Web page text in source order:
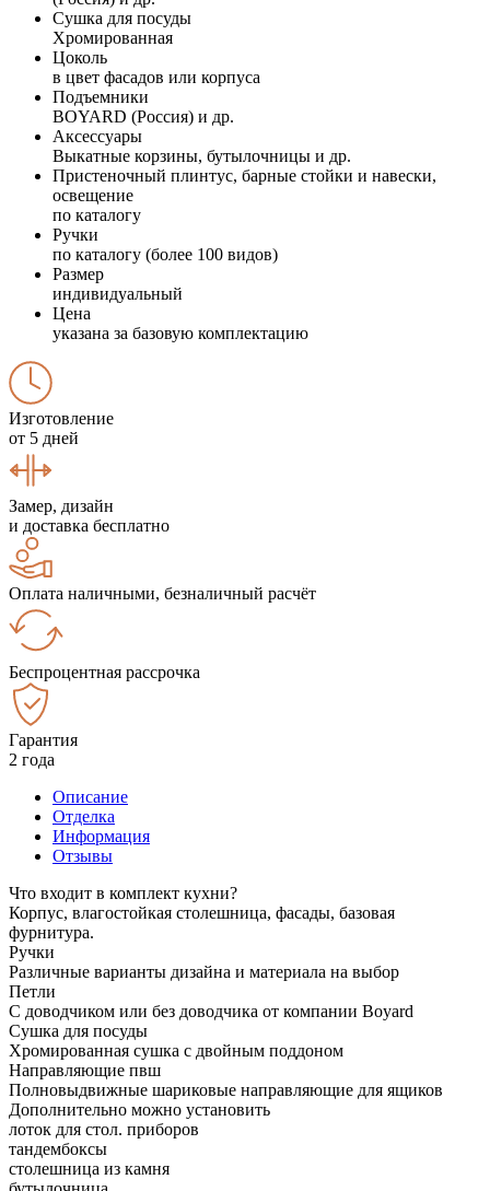
Сушка для посуды
Хромированная
Цоколь
в цвет фасадов или корпуса
Подъемники
BOYARD (Россия) и др.
Аксессуары
Выкатные корзины, бутылочницы и др.
Пристеночный плинтус, барные стойки и навески,
освещение
по каталогу
Ручки
по каталогу (более 100 видов)
Размер
индивидуальный
Цена
указана за базовую комплектацию
Изготовление
от 5 дней
Замер, дизайн
и доставка бесплатно
Оплата наличными, безналичный расчёт
Беспроцентная рассрочка
Гарантия
2 года
Описание
Отделка
Информация
Отзывы
Что входит в комплект кухни?
Корпус, влагостойкая столешница, фасады, базовая
фурнитура.
Ручки
Различные варианты дизайна и материала на выбор
Петли
С доводчиком или без доводчика от компании Boyard
Сушка для посуды
Хромированная сушка с двойным поддоном
Направляющие пвш
Полновыдвижные шариковые направляющие для ящиков
Дополнительно можно установить
лоток для стол. приборов
тандембоксы
столешница из камня